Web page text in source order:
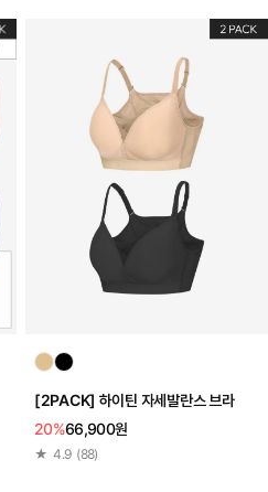
[2PACK] 하이틴 자세발란스 브라
20%66,900원
★ 4.9 (88)